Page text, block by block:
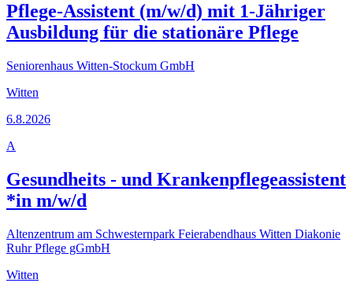
Pflege-Assistent (m/w/d) mit 1-Jähriger
Ausbildung für die stationäre Pflege
Seniorenhaus Witten-Stockum GmbH
Witten
6.8.2026
A
Gesundheits - und Krankenpflegeassistent
*in m/w/d
Altenzentrum am Schwesternpark Feierabendhaus Witten Diakonie
Ruhr Pflege gGmbH
Witten